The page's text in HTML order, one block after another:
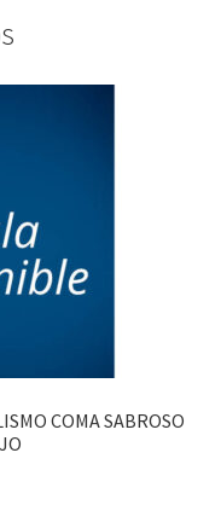
COMA SABROSO